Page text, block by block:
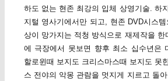
하도 없는 현존 최강의 입체 상영기술. 하
지털 영사기에서만 되고, 현존 DVD시스
상이 망가지는 적청 방식으로 재제작을 한
에 극장에서 못보면 향후 최소 십수년은
할로윈때 보지도 크리스마스때 보지도 못
스 전야의 악몽 관람을 멋지게 지르고 돌